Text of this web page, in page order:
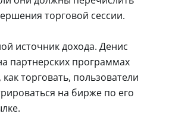
торговой сессии.
источник дохода. Денис
партнерских программах
торговать, пользователи
на бирже по его